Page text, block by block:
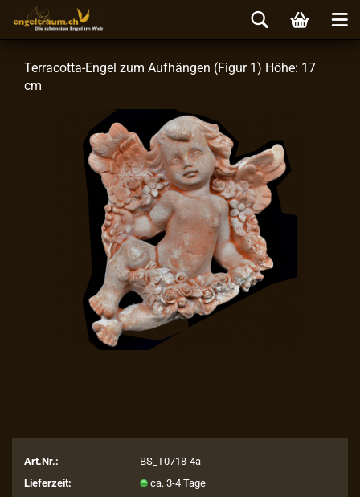
Terracotta-​Engel zum Auf­hän­gen (Figur 1) Höhe: 17
cm
Art.Nr.:
BS_T0718-4a
Lieferzeit:
ca. 3-4 Tage